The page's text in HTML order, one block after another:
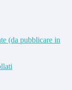
(da pubblicare in